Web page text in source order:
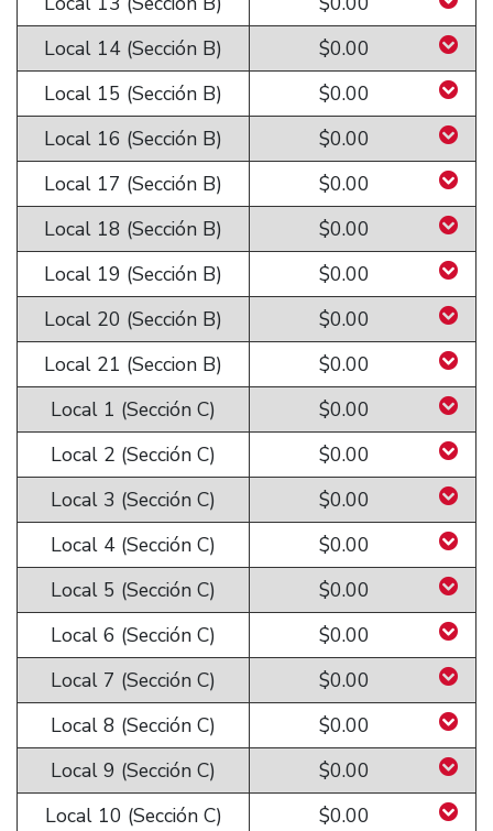
Local 14 (Sección B)
$0.00
Local 15 (Sección B)
$0.00
Local 16 (Sección B)
$0.00
Local 17 (Sección B)
$0.00
Local 18 (Sección B)
$0.00
Local 19 (Sección B)
$0.00
Local 20 (Sección B)
$0.00
Local 21 (Seccion B)
$0.00
Local 1 (Sección C)
$0.00
Local 2 (Sección C)
$0.00
Local 3 (Sección C)
$0.00
Local 4 (Sección C)
$0.00
Local 5 (Sección C)
$0.00
Local 6 (Sección C)
$0.00
Local 7 (Sección C)
$0.00
Local 8 (Sección C)
$0.00
Local 9 (Sección C)
$0.00
Local 10 (Sección C)
$0.00